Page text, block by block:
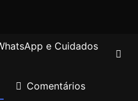
e Cuidados
Comentários